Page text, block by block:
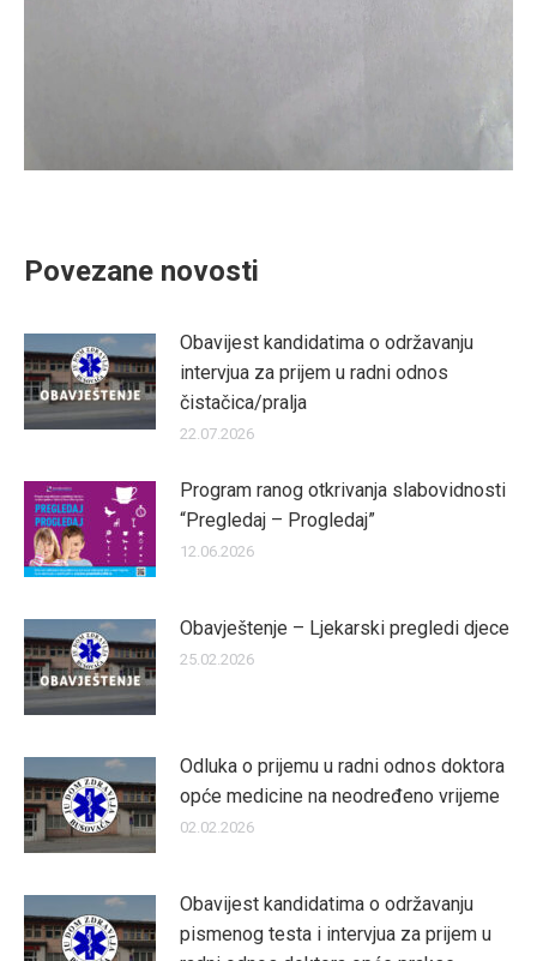
Povezane novosti
Obavijest kandidatima o održavanju
intervjua za prijem u radni odnos
čistačica/pralja
22.07.2026
Program ranog otkrivanja slabovidnosti
“Pregledaj – Progledaj”
12.06.2026
Obavještenje – Ljekarski pregledi djece
25.02.2026
Odluka o prijemu u radni odnos doktora
opće medicine na neodređeno vrijeme
02.02.2026
Obavijest kandidatima o održavanju
pismenog testa i intervjua za prijem u